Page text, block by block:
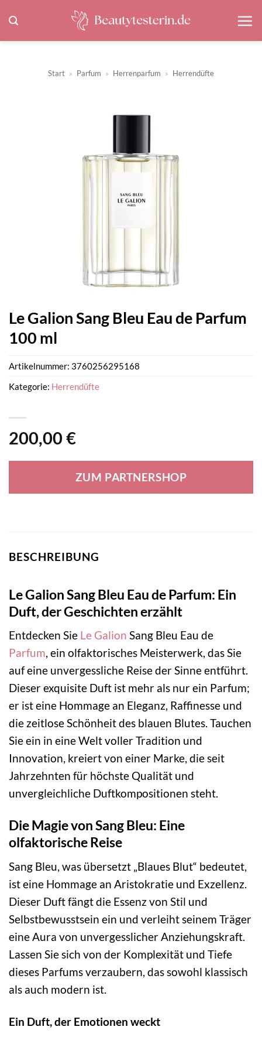
Inhalt
springen
Start » Parfum » Herrenparfum » Herrendüfte
Le Galion Sang Bleu Eau de Parfum
100 ml
200,00 €
ZUM PARTNERSHOP
Artikelnummer: 3760256295168
Kategorie: Herrendüfte
BESCHREIBUNG
Le Galion Sang Bleu Eau de Parfum: Ein
Duft, der Geschichten erzählt
Entdecken Sie Le Galion Sang Bleu Eau de
Parfum, ein olfaktorisches Meisterwerk, das Sie
auf eine unvergessliche Reise der Sinne entführt.
Dieser exquisite Duft ist mehr als nur ein Parfum;
er ist eine Hommage an Eleganz, Raffinesse und
die zeitlose Schönheit des blauen Blutes. Tauchen
Sie ein in eine Welt voller Tradition und
Innovation, kreiert von einer Marke, die seit
Jahrzehnten für höchste Qualität und
unvergleichliche Duftkompositionen steht.
Die Magie von Sang Bleu: Eine
olfaktorische Reise
Sang Bleu, was übersetzt „Blaues Blut“ bedeutet,
ist eine Hommage an Aristokratie und Exzellenz.
Dieser Duft fängt die Essenz von Stil und
Selbstbewusstsein ein und verleiht seinem Träger
eine Aura von unvergesslicher Anziehungskraft.
Lassen Sie sich von der Komplexität und Tiefe
dieses Parfums verzaubern, das sowohl klassisch
als auch modern ist.
Ein Duft, der Emotionen weckt